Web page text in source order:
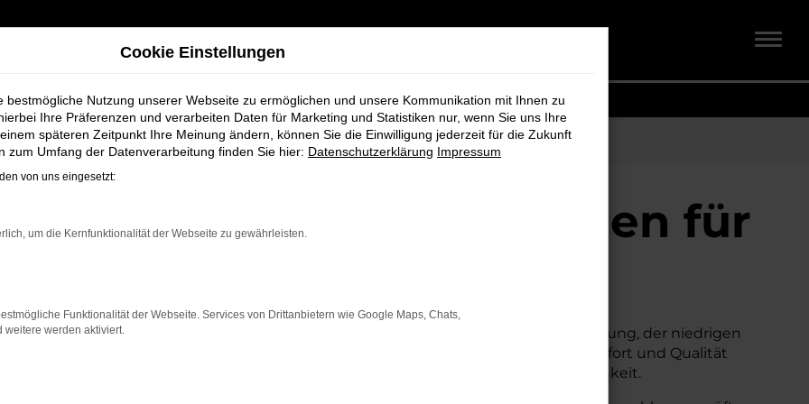
für Leer bei Schmidt + Koch
Leon Gebrauchtwagen für
Koch
zuverlässiges und modernes Fahrzeug suchen.
Mit seiner erstklassigen Ausstattung, der niedrigen
Gebrauchtwagen eine kostengünstige Alternative zum Neuwagen, ohne auf Komfort und Qualität
Fahrten, der Leon überzeugt durch Fahrkomfort, Sicherheit und Wirtschaftlichkeit.
Cookie Einstellungen
bestmögliche Nutzung unserer Webseite zu ermöglichen und unsere Kommunikation mit Ihnen zu
Ihre Präferenzen und verarbeiten Daten für Marketing und Statistiken nur, wenn Sie uns Ihre
späteren Zeitpunkt Ihre Meinung ändern, können Sie die Einwilligung jederzeit für die Zukunft
zum Umfang der Datenverarbeitung finden Sie hier: Datenschutzerklärung Impressum
von uns eingesetzt:
um die Kernfunktionalität der Webseite zu gewährleisten.
Funktionalität der Webseite. Services von Drittanbietern wie Google Maps, Chats,
weitere werden aktiviert.